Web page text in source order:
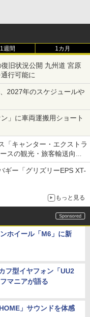
1週間 1カ月
旧状況公開 九州道 宮原
行可能に
2027年のスケジュールや
」に車両運搬用ショート
「キャンター・エクストラ
スの観光・旅客輸送向け
ギー「グリズリーEPS XT-
もっと見る
ホイール「M6」に新
フ型イヤフォン「UU2
マニアが語る
」サウンドを体感